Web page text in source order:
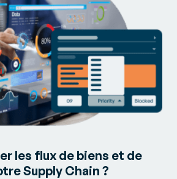
les flux de biens et de
Supply Chain ?